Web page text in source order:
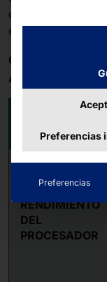
datos más
en operaciones
Comparativa de
AKHET
RENDIMIENTO
DEL
PROCESADOR
Preferencias
Preferencias